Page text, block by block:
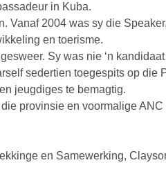
in Kuba.
Vanaf 2004 was sy die
en toerisme.
Sy was nie ‘n
sedertien toegespits op die
jeugdiges te bemagtig.
provinsie en voormalige ANC
en Samewerking,